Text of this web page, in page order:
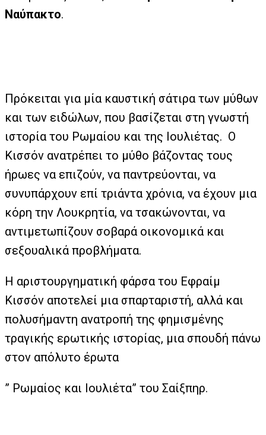
Ναύπακτο.
Πρόκειται για μία καυστική σάτιρα των μύθων
και των ειδώλων, που βασίζεται στη γνωστή
ιστορία του Ρωμαίου και της Ιουλιέτας. Ο
Κισσόν ανατρέπει το μύθο βάζοντας τους
ήρωες να επιζούν, να παντρεύονται, να
συνυπάρχουν επί τριάντα χρόνια, να έχουν μια
κόρη την Λουκρητία, να τσακώνονται, να
αντιμετωπίζουν σοβαρά οικονομικά και
σεξουαλικά προβλήματα.
Η αριστουργηματική φάρσα του Εφραίμ
Κισσόν αποτελεί μια σπαρταριστή, αλλά και
πολυσήμαντη ανατροπή της φημισμένης
τραγικής ερωτικής ιστορίας, μια σπουδή πάνω
στον απόλυτο έρωτα
” Ρωμαίος και Ιουλιέτα” του Σαίξπηρ.